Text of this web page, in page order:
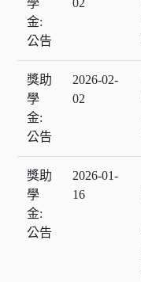
金:
公告
獎助
學
金:
公告
2026-02-
02
獎助
學
金:
公告
2026-01-
16